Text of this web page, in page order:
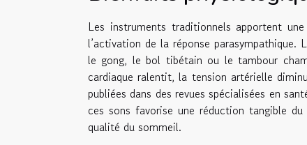
Les instruments traditionnels apportent
l’activation de la réponse parasympathique.
le gong, le bol tibétain ou le tambour
cardiaque ralentit, la tension artérielle
publiées dans des revues spécialisées en
ces sons favorise une réduction tangible
qualité du sommeil.